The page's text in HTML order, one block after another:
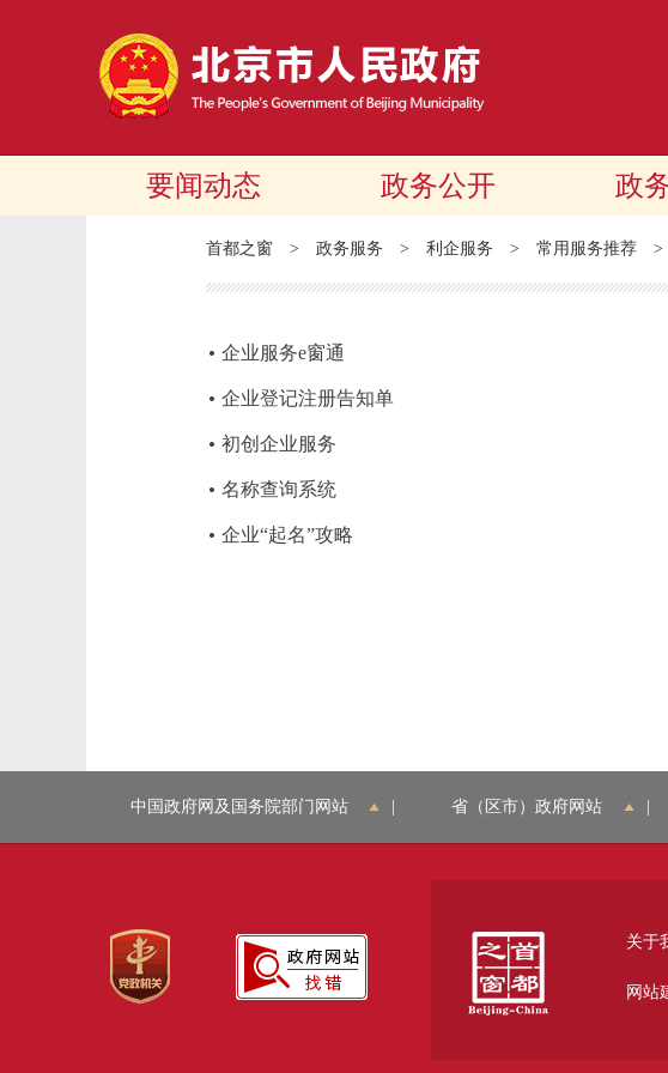
要闻动态 政务公开 政
首都之窗 > 政务服务 > 利企服务 > 常用服务推荐
企业服务e窗通
企业登记注册告知单
初创企业服务
名称查询系统
企业“起名”攻略
中国政府网及国务院部门网站 省（区市）政府网站
关于
网站